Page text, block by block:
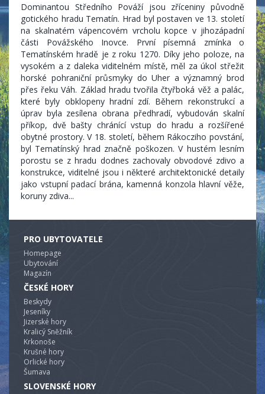
Dominantou Středního Pováží jsou zříceniny původně
gotického hradu Tematín. Hrad byl postaven ve 13. století
na skalnatém vápencovém vrcholu kopce v jihozápadní
části Povážského Inovce. První písemná zmínka o
Tematínském hradě je z roku 1270. Díky jeho poloze, na
vysokém a z daleka viditelném místě, měl za úkol střežit
horské pohraniční průsmyky do Uher a významný brod
přes řeku Váh. Základ hradu tvořila čtyřboká věž a palác,
které byly obklopeny hradní zdí. Během rekonstrukcí a
úprav byla zesílena obrana předhradí, vybudován skalní
příkop, dvě bašty chránící vstup do hradu a rozšířené
obytné prostory. V 18. století, během Rákocziho povstání,
byl Tematínský hrad značně poškozen. V hustém lesním
porostu se z hradu dodnes zachovaly obvodové zdivo a
konstrukce, viditelné jsou i některé architektonické detaily
jako vstupní padací brána, kamenná konzola hlavní věže,
koruny zdiva...
PRO UBYTOVATELE
Homepage
Ubytování
Magazín
ČESKÉ HORY
Beskydy
Jeseníky
Jizerské hory
Kralicý Sněžník
Krkonoše
Krušné hory
Orlické hory
Šumava
SLOVENSKÉ HORY